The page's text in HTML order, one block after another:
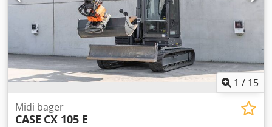
1 / 15
Midi bager
CASE CX 105 E